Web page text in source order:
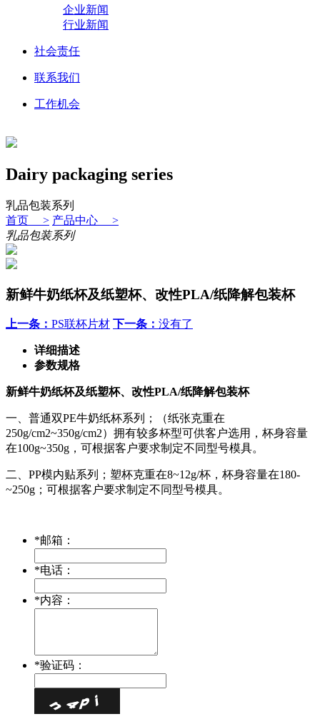
企业新闻
行业新闻
社会责任
联系我们
工作机会
Dairy packaging series
乳品包装系列
首页 > 产品中心 >
乳品包装系列
新鲜牛奶纸杯及纸塑杯、改性PLA/纸降解包装杯
上一条： PS联杯片材 下一条： 没有了
详细描述
参数规格
新鲜牛奶纸杯及纸塑杯、改性PLA/纸降解包装杯
一、普通双PE牛奶纸杯系列；（纸张克重在
250g/cm2~350g/cm2）拥有较多杯型可供客户选用，杯身容量
在100g~350g，可根据客户要求制定不同型号模具。
二、PP模内贴系列；塑杯克重在8~12g/杯，杯身容量在180-
~250g；可根据客户要求制定不同型号模具。
*邮箱：
*电话：
*内容：
*验证码：